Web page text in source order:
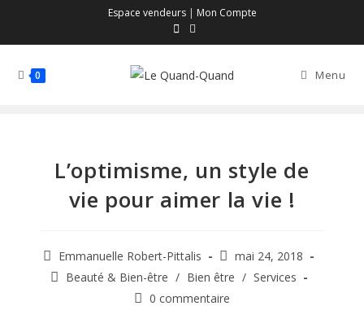
Espace vendeurs| Mon Compte
0 Menu
L’optimisme, un style de
vie pour aimer la vie !
Emmanuelle Robert-Pittalis
mai 24, 2018
Beauté & Bien-être / Bien être / Services
0 commentaire